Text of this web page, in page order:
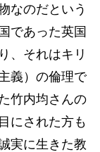
なのだという
であった英国
、それはキリ
義）の倫理で
竹内均さんの
にされた方も
実に生きた教